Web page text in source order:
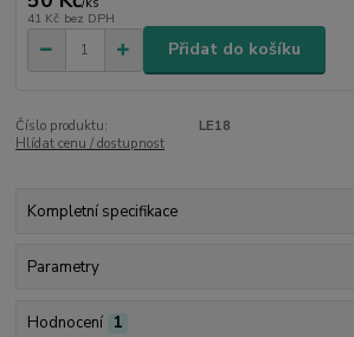
41 Kč bez DPH
Přidat do košíku
Číslo produktu:
LE18
Hlídat cenu / dostupnost
Kompletní specifikace
Parametry
Hodnocení 1